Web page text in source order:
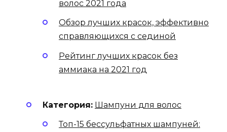
волос 2021 года
Обзор лучших красок, эффективно
справляющихся с сединой
Рейтинг лучших красок без
аммиака на 2021 год
Категория: Шампуни для волос
Топ-15 бессульфатных шампуней: